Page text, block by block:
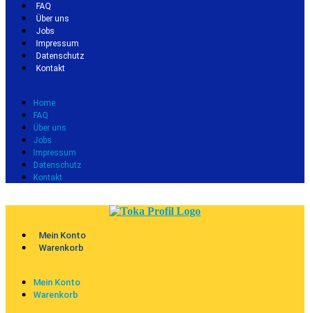
FAQ
Über uns
Jobs
Impressum
Datenschutz
Kontakt
Home
FAQ
Über uns
Jobs
Impressum
Datenschutz
Kontakt
Mein Konto
Warenkorb
Mein Konto
Warenkorb